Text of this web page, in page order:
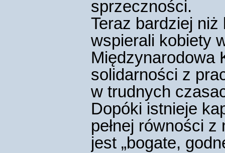
sprzeczności.
Teraz bardziej
wspierali kobiety
Międzynarodowa
solidarności z
w trudnych
Dopóki istnieje
pełnej równości
jest „bogate,